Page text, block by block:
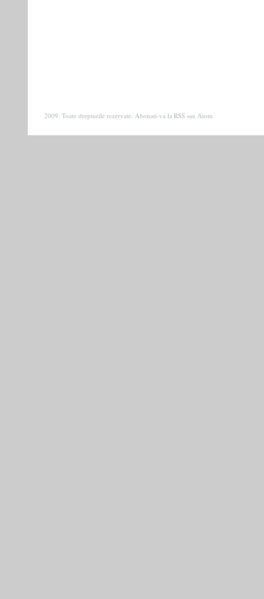
2009. Toate drepturile rezervate. Abonati-va la RSS sau Atom